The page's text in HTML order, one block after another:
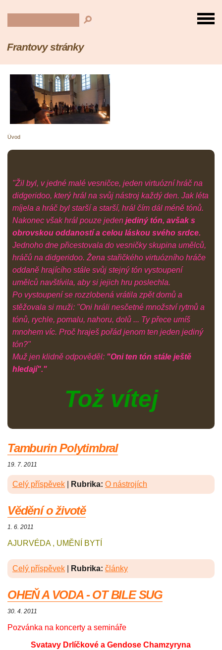
Frantovy stránky
Úvod
"Žil byl, v jedné malé vesničce, jeden virtuózní hráč na
didgeridoo, který hrál na svůj nástroj každý den. Jak léta
míjela a hráč byl starší a starší, hrál čím dál méně tónů.
Nakonec však hrál pouze jeden jediný tón, avšak s
obrovskou oddaností a celou láskou svého srdce.
Jednoho dne přicestovala do vesničky skupina umělců,
hráčů na didgeridoo. Žena stařičkého virtuózního hráče
oddaně hrajícího stále svůj stejný tón vystoupení
umělců navštívila, aby si jejich hru poslechla.
Po vystoupení se rozzlobená vrátila zpět domů a
stěžovala si muži: "Oni hráli nesčetné množství rytmů a
tónů, rychle, pomalu, nahoru, dolů ... Ty přece umíš
mnohem víc. Proč hraješ pořád jenom ten jeden jediný
tón?"
Muž jen klidně odpověděl: "Oni ten tón stále ještě
hledají"."
Tož vítej
Tamburin Polytimbral
19. 7. 2011
Celý příspěvek Rubrika: O nástrojích
Vědění o životě
1. 6. 2011
AJURVÉDA , UMĚNÍ BYTÍ
Celý příspěvek Rubrika: články
OHEŇ A VODA - OT BILE SUG
30. 4. 2011
Pozvánka na koncerty a semináře
Svatavy Drlíčkové a Gendose Chamzyryna